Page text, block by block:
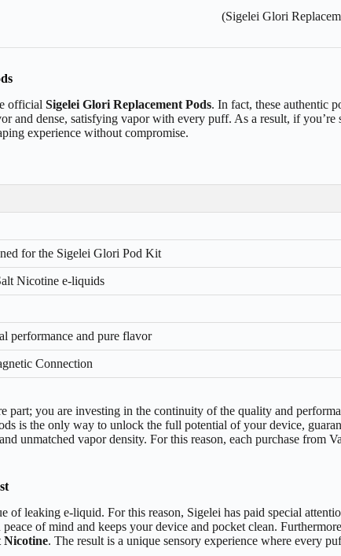
official Sigelei Glori Replacement Pods. In fact, these authentic
and dense, satisfying vapor with every puff. As a result, if
experience without compromise.
for the Sigelei Glori Pod Kit
Nicotine e-liquids
performance and pure flavor
Connection
part; you are investing in the continuity of the quality and
is the only way to unlock the full potential of your device,
unmatched vapor density. For this reason, each purchase from
leaking e-liquid. For this reason, Sigelei has paid special
of mind and keeps your device and pocket clean.
Nicotine. The result is a unique sensory experience where every